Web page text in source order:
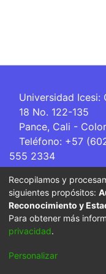
Universidad Icesi:
18 No. 122-135
Pance, Cali -
Teléfono: +57
555 2334
La Universidad
Superior que se
por parte del
Cookie
Recopilamos y
siguientes propósitos:
Reconocimiento y
Para obtener más
privacidad.
Personalizar